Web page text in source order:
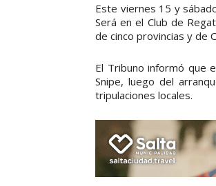
Este viernes 15 y
Será en el Club de
de cinco provincias y de
El Tribuno informó que
Snipe, luego del
tripulaciones locales.